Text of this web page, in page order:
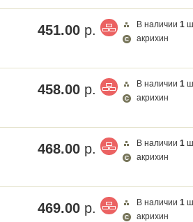
451.00 р. В наличии1
акрихин
458.00 р. В наличии1
акрихин
468.00 р. В наличии1
акрихин
469.00 р. В наличии1
акрихин